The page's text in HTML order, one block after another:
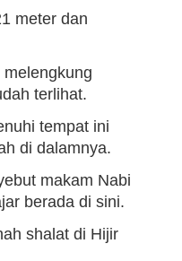
meter dan
terlihat.
tempat ini
di dalamnya.
makam Nabi
berada di sini.
shalat di Hijir